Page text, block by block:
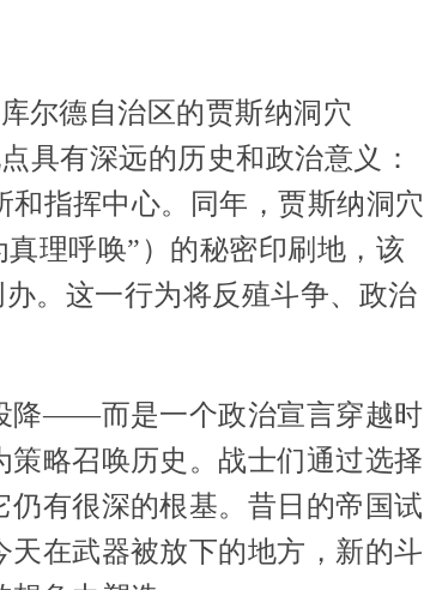
尔德自治区的贾斯纳洞穴
具有深远的历史和政治意义：
和指挥中心。同年，贾斯纳洞穴
理呼唤”）的秘密印刷地，该
。这一行为将反殖斗争、政治
降——而是一个政治宣言穿越时
略召唤历史。战士们通过选择
有很深的根基。昔日的帝国试
在武器被放下的地方，新的斗